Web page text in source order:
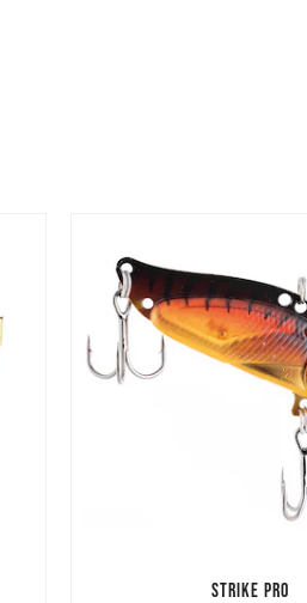
STRIKE PRO